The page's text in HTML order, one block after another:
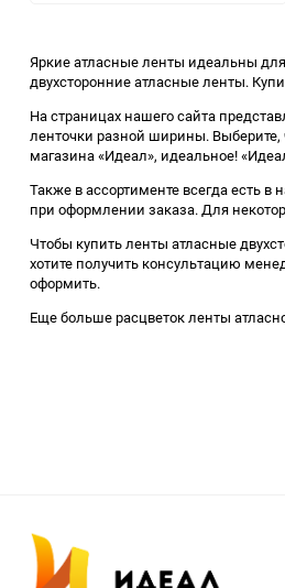
Яркие атласные ленты идеальны
двухсторонние атласные ленты.
На страницах нашего сайта
ленточки разной ширины. Выберите,
магазина «Идеал», идеальное!
Также в ассортименте всегда есть
при оформлении заказа. Для
Чтобы купить ленты атласные
хотите получить консультацию
оформить.
Еще больше расцветок ленты